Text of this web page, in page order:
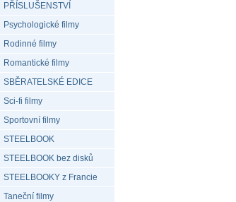
PŘÍSLUŠENSTVÍ
Psychologické filmy
Rodinné filmy
Romantické filmy
SBĚRATELSKÉ EDICE
Sci-fi filmy
Sportovní filmy
STEELBOOK
STEELBOOK bez disků
STEELBOOKY z Francie
Taneční filmy